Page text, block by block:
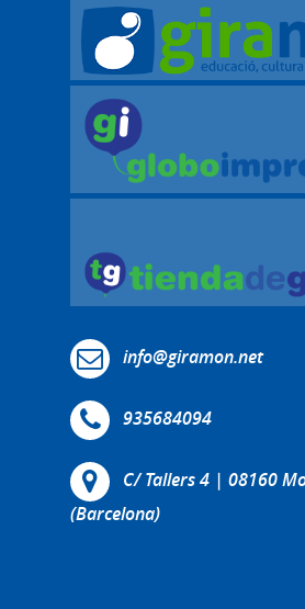
info@giramon.net
935684094
C/ Tallers 4 | 08160
(Barcelona)